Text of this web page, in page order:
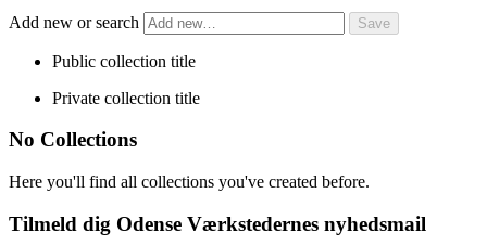
Add new or search
Public collection title
Private collection title
No Collections
Here you'll find all collections you've created before.
Tilmeld dig Odense Værkstedernes nyhedsmail